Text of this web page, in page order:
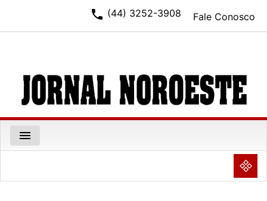
Fale Conosco
phone (44) 3252-3908
menu
NULL